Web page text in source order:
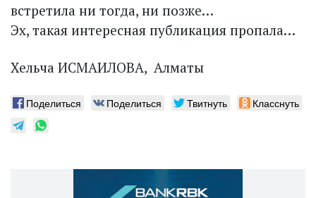
встретила ни тогда, ни позже…
Эх, такая интересная публикация пропала…
Хельча ИСМАИЛОВА, Алматы
Поделиться Поделиться Твитнуть Класснуть